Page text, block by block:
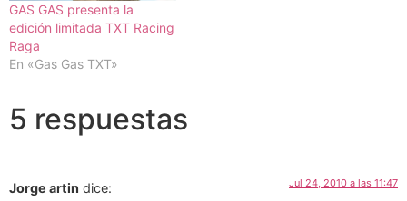
GAS GAS presenta la
edición limitada TXT Racing
Raga
En «Gas Gas TXT»
5 respuestas
Jorge artin dice: Jul 24, 2010 a las 11:47